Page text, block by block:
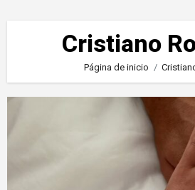
Cristiano
Página de inicio